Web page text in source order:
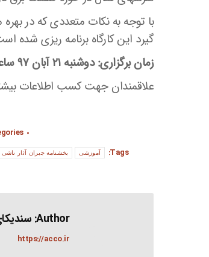
با توجه به نکات متعددی که در بهره
گیرد این کارگاه برنامه ریزی شده
زمان برگزاری: دوشنبه ۲۱ آبان ۹۷ ساعت ۸:۳۰ الی ۱۳
علاقمندان جهت کسب اطلاعات بیشتر
Tags:
آموزشی بخشنامه جبران آثار
Author:
https://acco.ir